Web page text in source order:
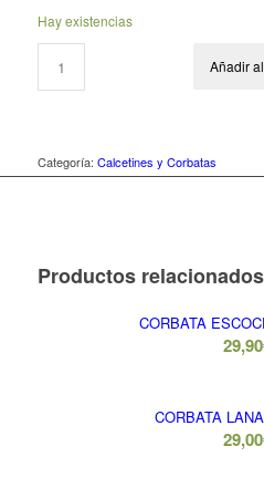
Hay existencias
Añadir
Categoría: Calcetines y Corbatas
Productos relacionados
CORBATA
29,90
CORBATA
29,00